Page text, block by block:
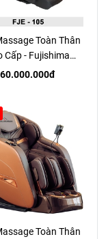
Toàn Thân
Cấp - Fujishima
FJE105
60.000.000đ
Toàn Thân